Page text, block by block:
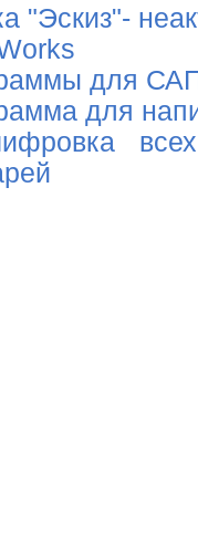
"Эскиз"-
для
для